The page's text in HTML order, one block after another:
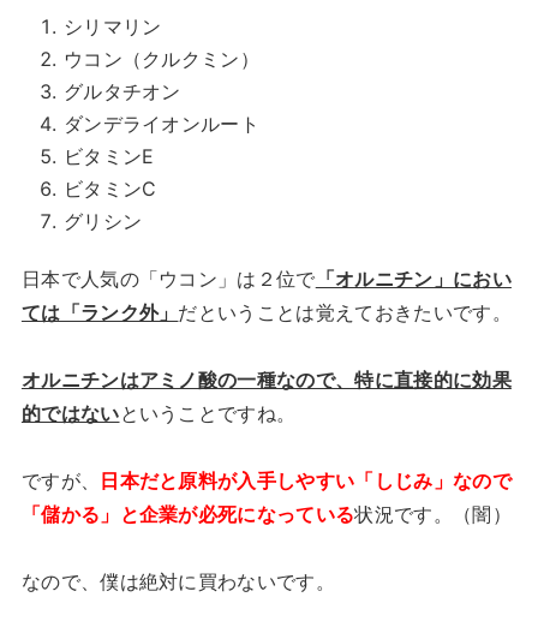
シリマリン
ウコン（クルクミン）
グルタチオン
ダンデライオンルート
ビタミンE
ビタミンC
グリシン
日本で人気の「ウコン」は２位で 「オルニチン」におい
ては「ランク外」 だということは覚えておきたいです。
オルニチンはアミノ酸の一種なので、特に直接的に効果
的ではないということですね。
ですが、
日本だと原料が入手しやすい「しじみ」なので
「儲かる」と企業が必死になっている状況です。（闇）
なので、僕は絶対に買わないです。